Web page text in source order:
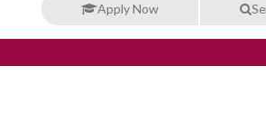
Apply Now